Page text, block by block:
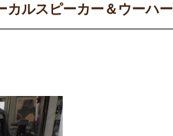
カルスピーカー＆ウーハー